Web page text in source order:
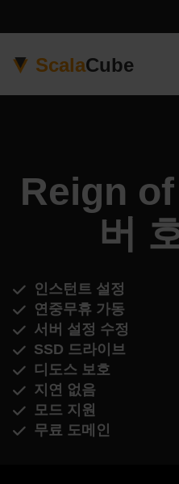
ScalaCube
Reign
버
인스턴트 설정
연중무휴 가동
서버 설정 수정
SSD 드라이브
디도스 보호
지연 없음
모드 지원
무료 도메인